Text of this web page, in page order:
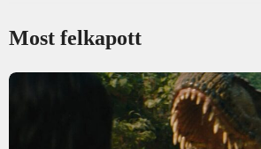
Most felkapott